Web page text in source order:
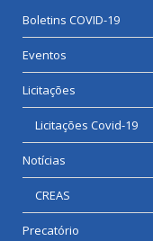
Boletins COVID-19
Eventos
Licitações
Licitações Covid-19
Notícias
CREAS
Precatório